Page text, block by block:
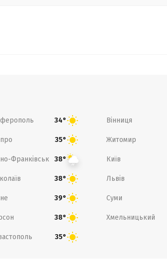
34° Вінниця
35° Житомир
Франківськ 38° Київ
38° Львів
39° Суми
38° Хмельницький
35°